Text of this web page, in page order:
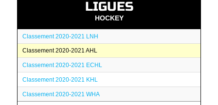
LIGUES
HOCKEY
Classement 2020-2021 LNH
Classement 2020-2021 AHL
Classement 2020-2021 ECHL
Classement 2020-2021 KHL
Classement 2020-2021 WHA